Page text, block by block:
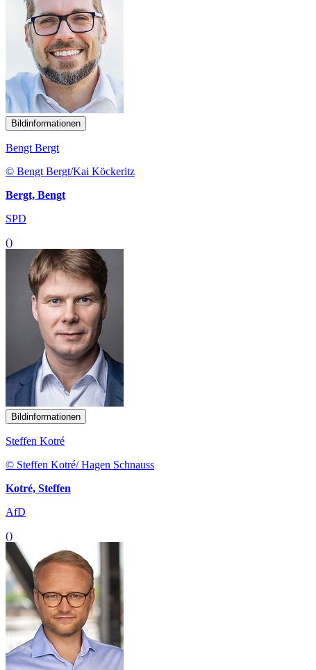
Bildinformationen
Bengt Bergt
© Bengt Bergt/Kai Köckeritz
Bergt, Bengt
SPD
()
Bildinformationen
Steffen Kotré
© Steffen Kotré/ Hagen Schnauss
Kotré, Steffen
AfD
()